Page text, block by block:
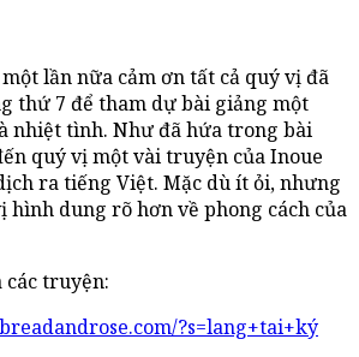
lần nữa cảm ơn tất cả quý vị đã
thứ 7 để tham dự bài giảng một
nhiệt tình. Như đã hứa trong bài
quý vị một vài truyện của Inoue
ra tiếng Việt. Mặc dù ít ỏi, nhưng
hình dung rõ hơn về phong cách của
các truyện:
?s=lang+tai+ký